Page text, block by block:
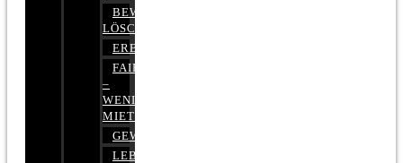
BEWERTUNGEN
LÖSCHEN
ERBRECHT
FAIRMIETEN
–
WENIGER
MIETE
GEWERBERECHT
LEBENSVERSICHERUNG